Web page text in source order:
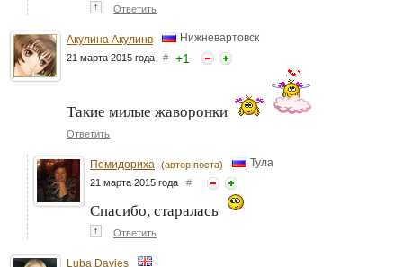
↑ Ответить
Акулина Акулинв Нижневартовск
21 марта 2015 года # +1
Такие милые жаворонки
Ответить
Помидориха (автор поста) Тула
21 марта 2015 года #
Спасибо, старалась
↑ Ответить
Luba Davies